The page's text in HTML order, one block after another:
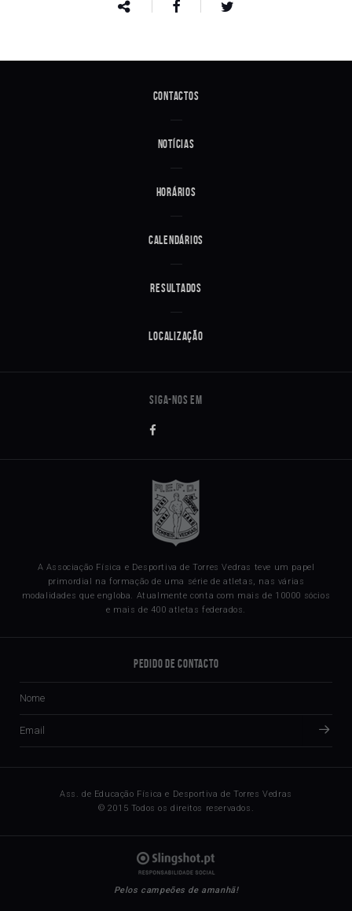
Contactos
Notícias
Horários
Calendários
Resultados
Localização
A Associação Física e Desportiva de Torres Vedras teve um papel
primordial na formação de uma série de atletas, nas várias
modalidades que engloba. Atualmente conta com mais de 10000 sócios
e mais de 400 atletas federados.
Pedido de Contacto
Ass. de Educação Física e Desportiva de Torres Vedras
© 2015 Todos os direitos reservados.
Pelos campeões de amanhã!